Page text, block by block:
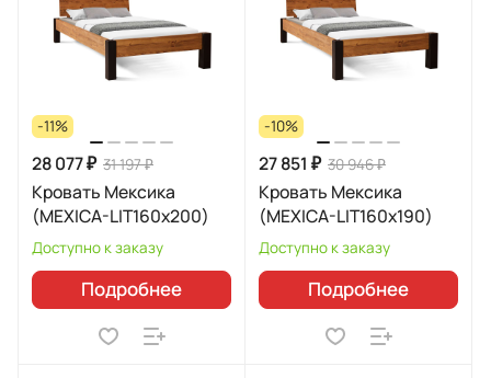
-11%
28 077 ₽ 31 197 ₽
Кровать Мексика
(MEXICA-LIT160х200)
Доступно к заказу
Подробнее
-10%
27 851 ₽ 30 946 ₽
Кровать Мексика
(MEXICA-LIT160х190)
Доступно к заказу
Подробнее